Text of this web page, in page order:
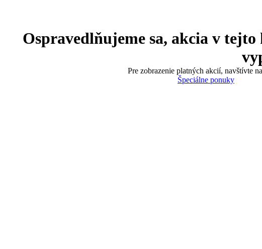
Ospravedlňujeme sa, akcia v
Pre zobrazenie platných akcií, navštívte
Špeciálne ponuky